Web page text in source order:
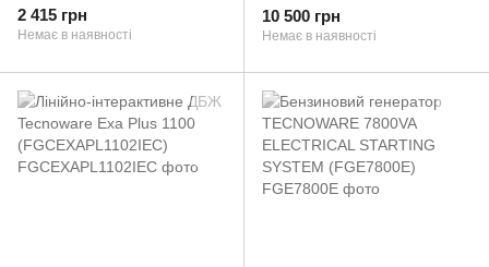
PLUS 800 SCHUKO
TOGETHER ON
2 415 грн
Немає в наявності
2.8 кВт 4200VA ELECTRICAL
STARTING SYSTEM
10 500 грн
Немає в наявності